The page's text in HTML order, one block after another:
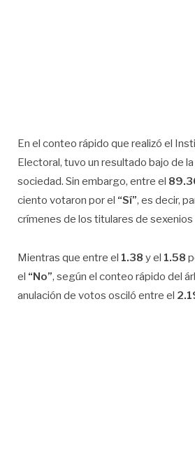
En el conteo rápido que realizó el
Electoral, tuvo un resultado bajo de
sociedad. Sin embargo, entre el
ciento votaron por el “Sí”, es decir,
crímenes de los titulares de sexenios
Mientras que entre el 1.38 y el 1.58
el “No”, según el conteo rápido del
anulación de votos osciló entre el